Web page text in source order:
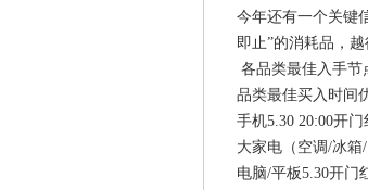
今年还有一个关键
即止”的消耗品，越
各品类最佳入手节
品类最佳买入时间
手机5.30 20:00开
大家电（空调/冰箱
电脑/平板5.30开门